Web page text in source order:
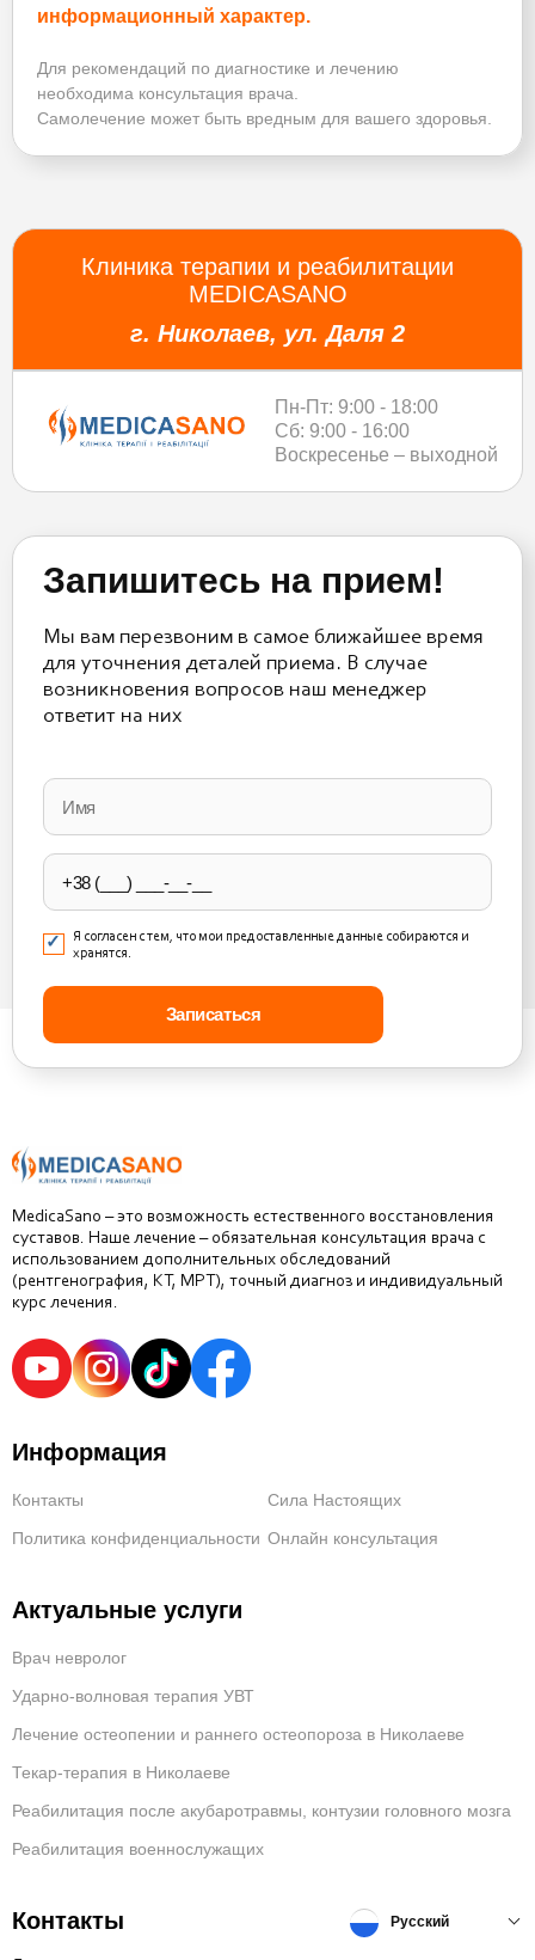
информационный характер.
Для рекомендаций по диагностике и лечению
необходима консультация врача.
Самолечение может быть вредным для вашего здоровья.
Клиника терапии и реабилитации
MEDICASANO
г. Николаев, ул. Даля 2
Пн-Пт: 9:00 - 18:00
Сб: 9:00 - 16:00
Воскресенье – выходной
Запишитесь на прием!
Мы вам перезвоним в самое ближайшее время
для уточнения деталей приема. В случае
возникновения вопросов наш менеджер
ответит на них
leave
this
field
empty.
Я согласен с тем, что мои предоставленные данные собираются и
хранятся.
MedicaSano – это возможность естественного восстановления
суставов. Наше лечение – обязательная консультация врача с
использованием дополнительных обследований
(рентгенография, КТ, МРТ), точный диагноз и индивидуальный
курс лечения.
Информация
Контакты
Сила Настоящих
Политика конфиденциальности Онлайн консультация
Актуальные услуги
Врач невролог
Ударно-волновая терапия УВТ
Лечение остеопении и раннего остеопороза в Николаеве
Текар-терапия в Николаеве
Реабилитация после акубаротравмы, контузии головного мозга
Реабилитация военнослужащих
Контакты Русский